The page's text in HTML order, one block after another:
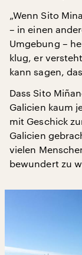
„Wenn Sito
– in einen
Umgebung –
klug, er
kann sagen,
Dass Sito
Galicien kaum
mit Geschick
Galicien
vielen
bewundert zu